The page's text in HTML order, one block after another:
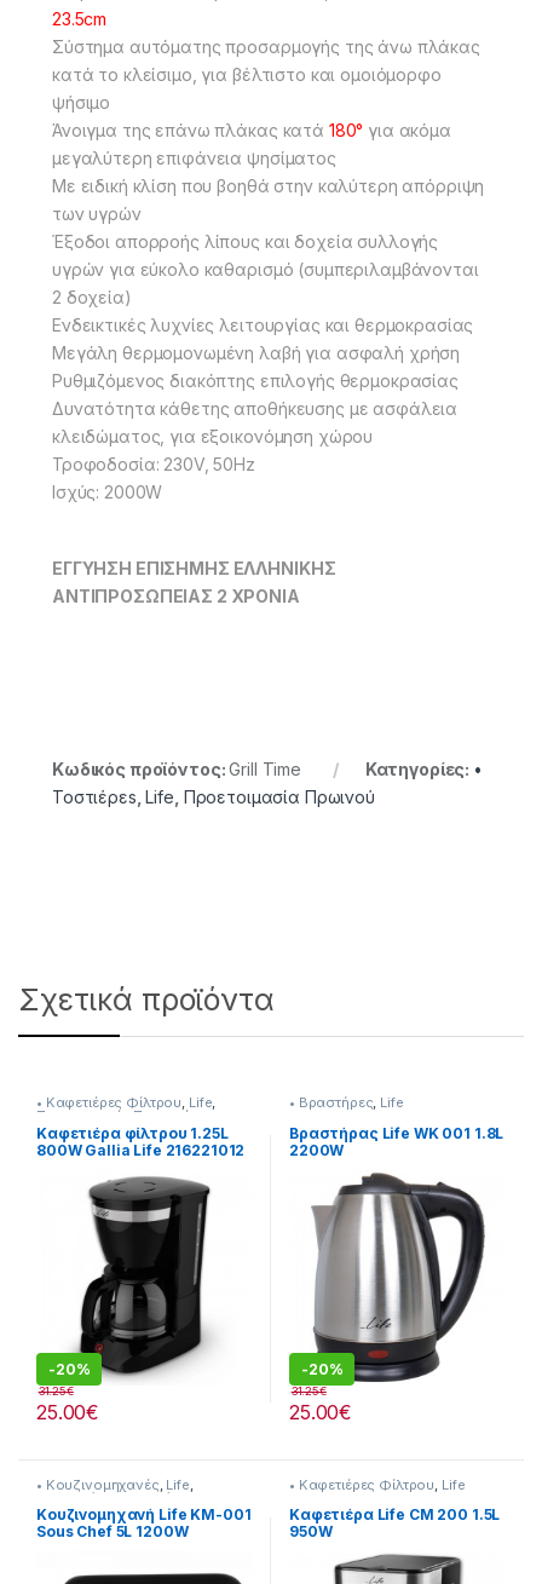
23.5cm
Σύστημα αυτόματης προσαρμογής της άνω πλάκας
κατά το κλείσιμο, για βέλτιστο και ομοιόμορφο
ψήσιμο
Άνοιγμα της επάνω πλάκας κατά 180° για ακόμα
μεγαλύτερη επιφάνεια ψησίματος
Με ειδική κλίση που βοηθά στην καλύτερη απόρριψη
των υγρών
Έξοδοι απορροής λίπους και δοχεία συλλογής
υγρών για εύκολο καθαρισμό (συμπεριλαμβάνονται
2 δοχεία)
Ενδεικτικές λυχνίες λειτουργίας και θερμοκρασίας
Μεγάλη θερμομονωμένη λαβή για ασφαλή χρήση
Ρυθμιζόμενος διακόπτης επιλογής θερμοκρασίας
Δυνατότητα κάθετης αποθήκευσης με ασφάλεια
κλειδώματος, για εξοικονόμηση χώρου
Τροφοδοσία: 230V, 50Hz
Ισχύς: 2000W
ΕΓΓΥΗΣΗ ΕΠΙΣΗΜΗΣ ΕΛΛΗΝΙΚΗΣ
ΑΝΤΙΠΡΟΣΩΠΕΙΑΣ 2 ΧΡΟΝΙΑ
Κωδικός προϊόντος:Grill Time Κατηγορίες: •
Τοστιέρεs ,Life Προετοιμασία Πρωινού
Σχετικά προϊόντα
• Καφετιέρες Φίλτρου, Life,
Προετοιμασία Πρωινού
Καφετιέρα φίλτρου 1.25L
800W Gallia Life 216221012
-20%
25.00€
31.25€
• Βραστήρες, Life
Βραστήρας Life WK 001 1.8L
2200W
-20%
25.00€
31.25€
• Κουζινομηχανές Life
Προτεινόμενα προϊόντα
Κουζινομηχανή Life KM-001
Sous Chef 5L 1200W
• Καφετιέρες Φίλτρου Life
Καφετιέρα Life CM 200 1.5L
950W